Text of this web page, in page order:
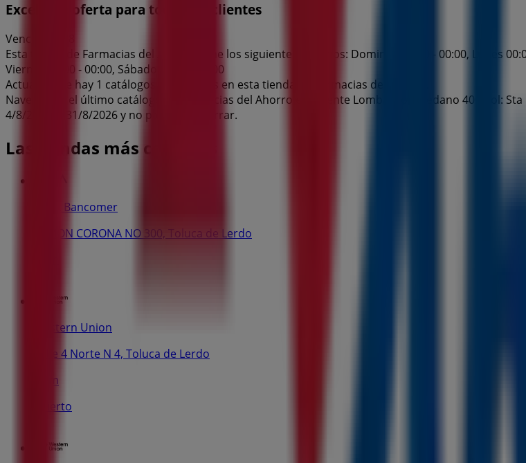
Excelente oferta para todos los clientes
Vence el 31/8
Esta tienda de Farmacias del Ahorro tiene los siguientes horarios: Domingo 00:00 - 00:00, Lunes
Viernes 00:00 - 00:00, Sábado 00:00 - 00:00
Actualmente hay 1 catálogos disponibles en esta tienda de Farmacias del Ahorro.
Navega por el último catálogo de Farmacias del Ahorro en Vicente Lombardo Toledano 400 Col:
4/8/2026 al 31/8/2026 y no pares de ahorrar.
Las tiendas más cercanas
BBVA Bancomer
RAMON CORONA NO 300, Toluca de Lerdo
Western Union
Calle 4 Norte N 4, Toluca de Lerdo
55 m
Abierto